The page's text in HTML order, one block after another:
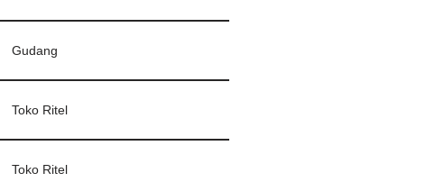
Gudang
Toko Ritel
Toko Ritel